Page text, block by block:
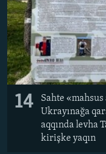
14
Sahte
Ukrayınağa
aqqında levha
kirişke yaqın